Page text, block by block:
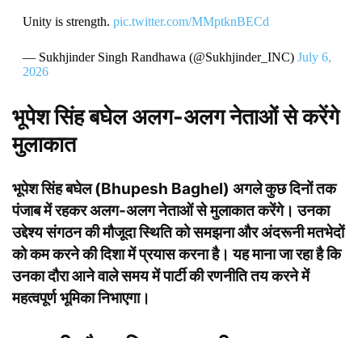
Unity is strength. pic.twitter.com/MMptknBECd
— Sukhjinder Singh Randhawa (@Sukhjinder_INC) July 6,
2026
भूपेश सिंह बघेल अलग-अलग नेताओं से करेंगे
मुलाकात
भूपेश सिंह बघेल (Bhupesh Baghel) अगले कुछ दिनों तक
पंजाब में रहकर अलग-अलग नेताओं से मुलाकात करेंगे। उनका
उद्देश्य संगठन की मौजूदा स्थिति को समझना और अंदरूनी मतभेदों
को कम करने की दिशा में प्रयास करना है। यह माना जा रहा है कि
उनका दौरा आने वाले समय में पार्टी की रणनीति तय करने में
महत्वपूर्ण भूमिका निभाएगा।